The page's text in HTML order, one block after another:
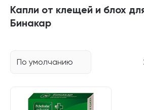
Капли от клещей и блох
Бинакар
По умолчанию